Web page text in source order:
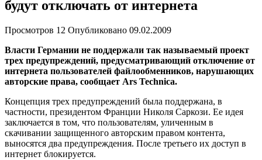
будут отключать от интернета
Просмотров 12 Опубликовано 09.02.2009
Власти Германии не поддержали так называемый проект
трех предупреждений, предусматривающий отключение от
интернета пользователей файлообменников, нарушающих
авторские права, сообщает Ars Technica.
Концепция трех предупреждений была поддержана, в
частности, президентом Франции Николя Саркози. Ее идея
заключается в том, что пользователям, уличенным в
скачивании защищенного авторским правом контента,
выносятся два предупреждения. После третьего их доступ в
интернет блокируется.